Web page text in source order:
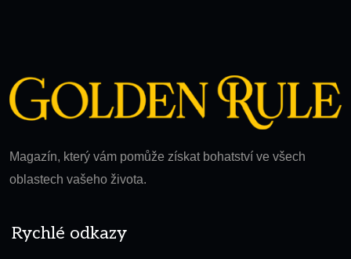
Magazín, který vám pomůže získat bohatství ve všech
oblastech vašeho života.
Rychlé odkazy